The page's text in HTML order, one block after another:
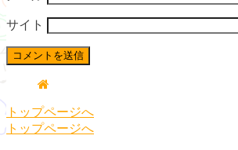
サイト
トップページへ
トップページへ